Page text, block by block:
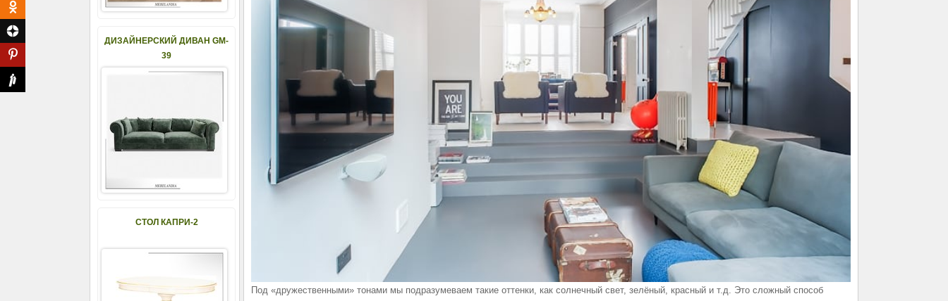
Под «дружественными» тонами мы подразумеваем такие оттенки, как солнечный свет, зелёный, красный и т.д. Это сложный способ
ДИЗАЙНЕРСКИЙ ДИВАН GM-
39
СТОЛ КАПРИ-2